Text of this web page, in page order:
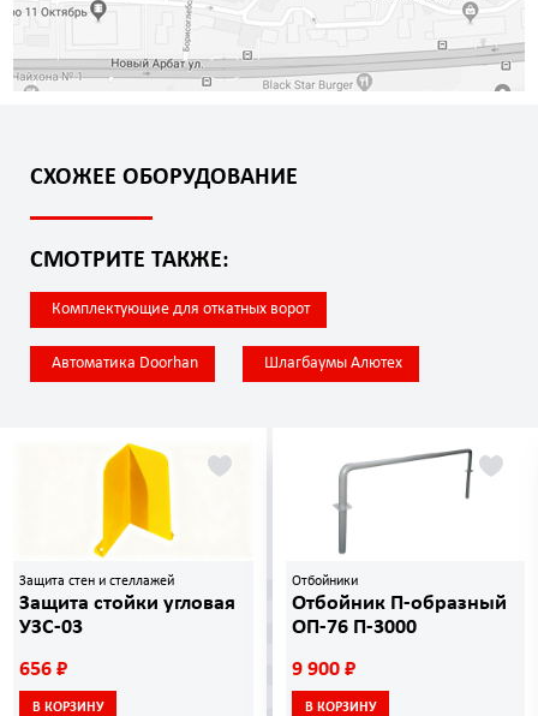
СХОЖЕЕ ОБОРУДОВАНИЕ
СМОТРИТЕ ТАКЖЕ:
Комплектующие для откатных ворот
Автоматика Doorhan Шлагбаумы Алютех
Защита стен и стеллажей
Защита стойки угловая
УЗС-03
656 ₽
В КОРЗИНУ
Отбойники
Отбойник П-образный
ОП-76 П-3000
9 900 ₽
В КОРЗИНУ